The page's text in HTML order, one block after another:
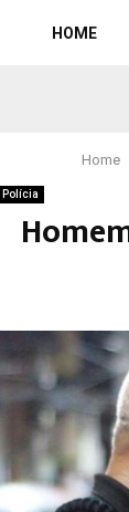
HOME
Home
Polícia